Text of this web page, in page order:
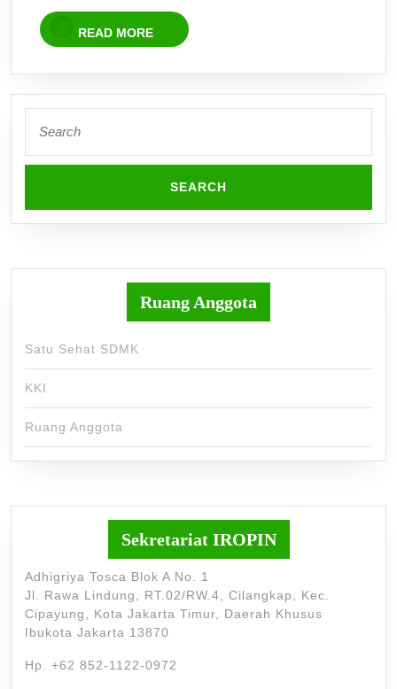
READ MORE
READ
MORE
for:
Ruang Anggota
Satu Sehat SDMK
KKI
Ruang Anggota
Sekretariat IROPIN
Adhigriya Tosca Blok A No. 1
Jl. Rawa Lindung, RT.02/RW.4, Cilangkap, Kec.
Cipayung, Kota Jakarta Timur, Daerah Khusus
Ibukota Jakarta 13870
Hp. +62 852-1122-0972